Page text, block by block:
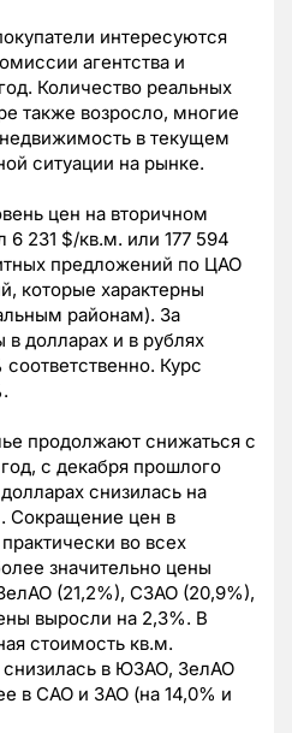
интересуются
агентства и
Количество реальных
также возросло, многие
в текущем
ситуации на рынке.
цен на вторичном
231 $/кв.м. или 177 594
предложений по ЦАО
которые характерны
районам). За
долларах и в рублях
Курс
продолжают снижаться с
с декабря прошлого
снизилась на
Сокращение цен в
во всех
значительно цены
(21,2%), СЗАО (20,9%),
выросли на 2,3%. В
стоимость кв.м.
в ЮЗАО, ЗелАО
в САО и ЗАО (на 14,0% и